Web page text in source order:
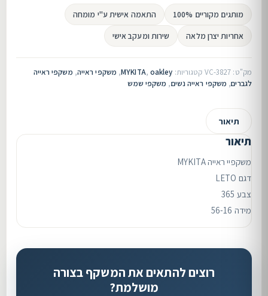
מותגים מקוריים 100%
התאמה אישית ע"י מומחה
אחריות יצרן מלאה
שירות ומעקב אישי
מק"ט: VC-3827 קטגוריות: MYKITA, oakley
, משקפי ראייה, משקפי ראייה
לגברים, משקפי ראייה נשים, משקפי שמש
תיאור
תיאור
משקפיי ראייה MYKITA
דגם LETO
צבע 365
מידה 56-16
רוצים להתאים את המשקף בצורה
מושלמת?